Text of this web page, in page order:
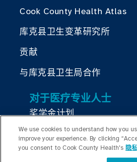
Cook County Health Atlas
库克县卫生变革研究所
贡献
与库克县卫生局合作
对于医疗专业人士
奖学金计划
居住计划
Graduate Medical
We use cookies to understand how you
improve your experience. By clicking
you consent to Cook County Health's 隐